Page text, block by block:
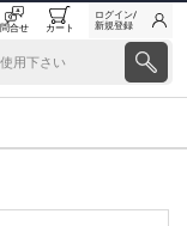
問合せ カート
ログイン/
新規登録